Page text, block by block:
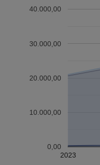
2023
0,00
10.000,00
20.000,00
30.000,00
40.000,00